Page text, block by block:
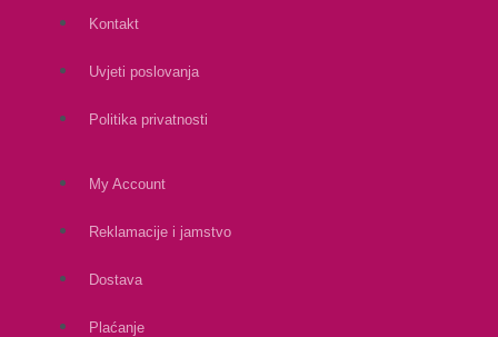
Kontakt
Uvjeti poslovanja
Politika privatnosti
My Account
Reklamacije i jamstvo
Dostava
Plaćanje